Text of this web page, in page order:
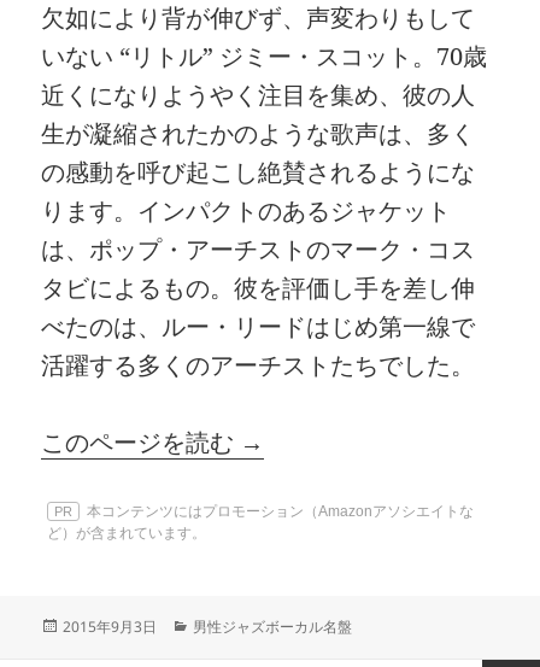
欠如により背が伸びず、声変わりもして
いない “リトル” ジミー・スコット。70歳
近くになりようやく注目を集め、彼の人
生が凝縮されたかのような歌声は、多く
の感動を呼び起こし絶賛されるようにな
ります。インパクトのあるジャケット
は、ポップ・アーチストのマーク・コス
タビによるもの。彼を評価し手を差し伸
べたのは、ルー・リードはじめ第一線で
活躍する多くのアーチストたちでした。
このページを読む →
PR
本コンテンツにはプロモーション（Amazonアソシエイトな
ど）が含まれています。
投
2015年9月3日
カ
男性ジャズボーカル名盤